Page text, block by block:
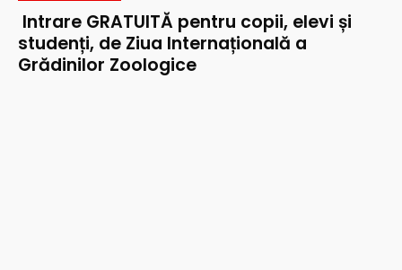
Intrare GRATUITĂ pentru copii, elevi și
studenți, de Ziua Internațională a
Grădinilor Zoologice